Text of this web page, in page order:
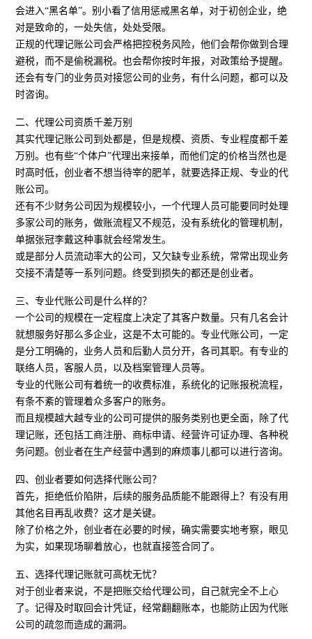
会进入“黑名单”。别小看了信用惩戒黑名单，对于初创企业，绝
对是致命的，一处失信，处处受限。
正规的代理记账公司会严格把控税务风险，他们会帮你做到合理
避税，而不是偷税漏税。也会帮你按时年报，对政策给予提醒。
还会有专门的业务员对接您公司的业务，有什么问题，都可以及
时咨询。
二、代理公司资质千差万别
其实代理记账公司到处都是，但是规模、资质、专业程度都千差
万别。也有些“个体户”代理出来接单，而他们定的价格当然也是
时高时低，创业者不想当待宰的肥羊，就要选择正规、专业的代
账公司。
还有不少财务公司因为规模较小，一个代理人员可能要同时处理
多家公司的账务，做账流程又不规范，没有系统化的管理机制，
单据张冠李戴这种事就会经常发生。
或是部分人员流动率大的公司，又欠缺专业系统，常常出现业务
交接不清楚等一系列问题。终受到损失的都还是创业者。
三、专业代账公司是什么样的？
一个公司的规模在一定程度上决定了其客户数量。只有几名会计
就想服务好那么多企业，这是不太可能的。专业代账公司，一定
是分工明确的，业务人员和后勤人员分开，各司其职。有专业的
联络人员，客服人员，以及档案管理人员等。
专业的代账公司有着统一的收费标准，系统化的记账报税流程，
有条不紊的管理着众多客户的账务。
而且规模越大越专业的公司可提供的服务类别也更全面，除了代
理记账，还包括工商注册、商标申请、经营许可证办理、各种税
务问题。创业者在生产经营中遇到的麻烦事儿都可以进行咨询。
四、创业者要如何选择代账公司？
首先，拒绝低价陷阱，后续的服务品质能不能跟得上？有没有用
其他名目再乱收费？这才是关键。
除了价格之外，创业者在必要的时候，确实需要实地考察，眼见
为实，如果现场聊着放心，也就直接签合同了。
五、选择代理记账就可高枕无忧？
对于创业者来说，不是把账交给代理公司，自己就完全不上心
了。记得及时取回会计凭证，经常翻翻账本，也能防止因为代账
公司的疏忽而造成的漏洞。